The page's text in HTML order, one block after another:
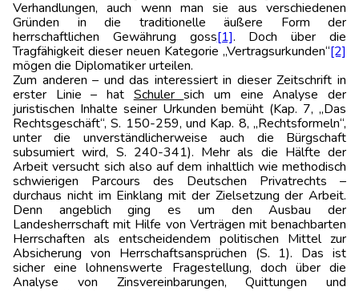
Verhandlungen, auch wenn man sie aus verschiedenen
Gründen in die traditionelle äußere Form der
herrschaftlichen Gewährung goss[1]. Doch über die
Tragfähigkeit dieser neuen Kategorie „Vertragsurkunden“[2]
mögen die Diplomatiker urteilen.
Zum anderen – und das interessiert in dieser Zeitschrift in
erster Linie – hat Schulersich um eine Analyse der
juristischen Inhalte seiner Urkunden bemüht (Kap. 7, „Das
Rechtsgeschäft“, S. 150-259, und Kap. 8, „Rechtsformeln“,
unter die unverständlicherweise auch die Bürgschaft
subsumiert wird, S. 240-341). Mehr als die Hälfte der
Arbeit versucht sich also auf dem inhaltlich wie methodisch
schwierigen Parcours des Deutschen Privatrechts –
durchaus nicht im Einklang mit der Zielsetzung der Arbeit.
Denn angeblich ging es um den Ausbau der
Landesherrschaft mit Hilfe von Verträgen mit benachbarten
Herrschaften als entscheidendem politischen Mittel zur
Absicherung von Herrschaftsansprüchen (S. 1). Das ist
sicher eine lohnenswerte Fragestellung, doch über die
Analyse von Zinsvereinbarungen, Quittungen und